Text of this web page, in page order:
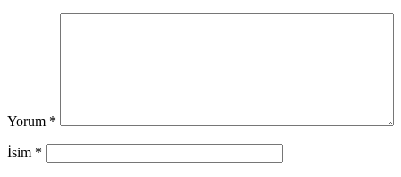
Yorum *
İsim *